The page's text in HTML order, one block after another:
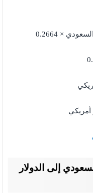
× 0.2664
إلى الدولار